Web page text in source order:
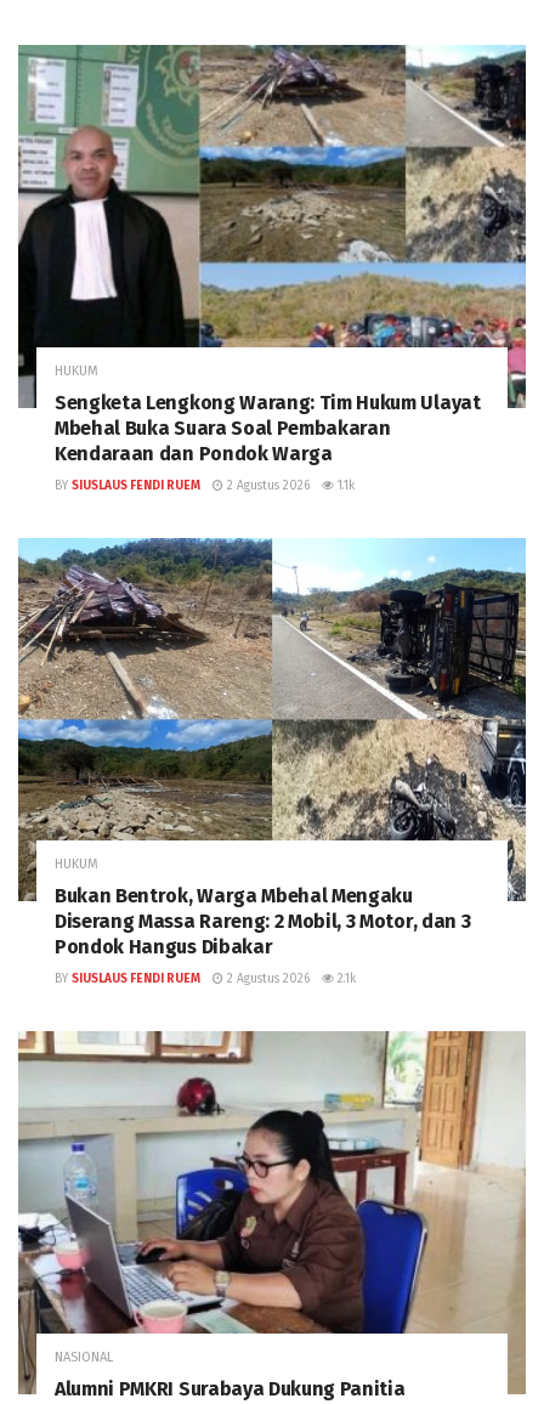
HUKUM
Sengketa Lengkong Warang: Tim Hukum Ulayat
Mbehal Buka Suara Soal Pembakaran
Kendaraan dan Pondok Warga
BY SIUSLAUS FENDI RUEM 2 Agustus 2026 1.1k
HUKUM
Bukan Bentrok, Warga Mbehal Mengaku
Diserang Massa Rareng: 2 Mobil, 3 Motor, dan 3
Pondok Hangus Dibakar
BY SIUSLAUS FENDI RUEM 2 Agustus 2026 2.1k
NASIONAL
Alumni PMKRI Surabaya Dukung Panitia